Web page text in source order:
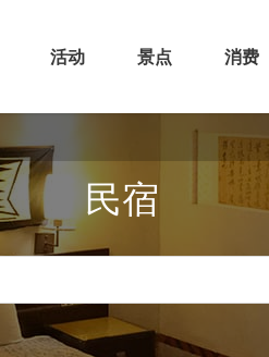
活动 景点 消费
民宿